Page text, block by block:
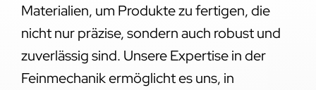
Materialien, um Produkte zu fertigen, die
nicht nur präzise, sondern auch robust und
zuverlässig sind. Unsere Expertise in der
Feinmechanik ermöglicht es uns, in